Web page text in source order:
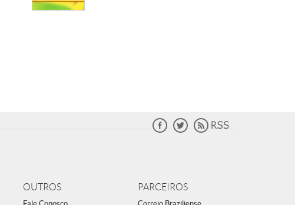
OUTROS PARCEIROS